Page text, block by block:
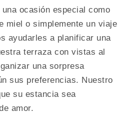
ocasión especial como
miel o simplemente un viaje
ayudarles a planificar una
terraza con vistas al
una sorpresa
sus preferencias. Nuestro
su estancia sea
amor.